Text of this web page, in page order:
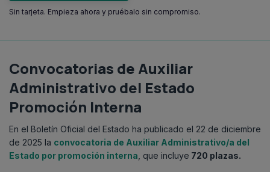
Sin tarjeta. Empieza ahora y pruébalo sin compromiso.
Convocatorias de Auxiliar
Administrativo del Estado
Promoción Interna
En el Boletín Oficial del Estado ha publicado el 22 de diciembre
de 2025 la convocatoria de Auxiliar Administrativo/a del
Estado por promoción interna , que incluye 720 plazas.